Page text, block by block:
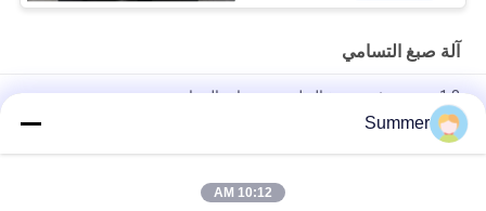
آلة صبغ التسامي
1.8 م وحدة تثبيت صبغ البوليستر معدات التسامي
مشتت
Summer
10:12 AM